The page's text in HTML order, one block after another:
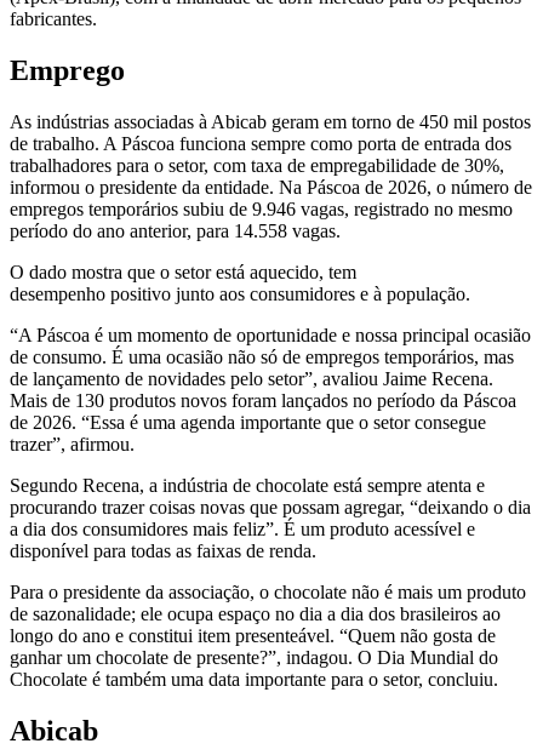
fabricantes.
Emprego
As indústrias associadas à Abicab geram em torno de 450 mil postos
de trabalho. A Páscoa funciona sempre como porta de entrada dos
trabalhadores para o setor, com taxa de empregabilidade de 30%,
informou o presidente da entidade. Na Páscoa de 2026, o número de
empregos temporários subiu de 9.946 vagas, registrado no mesmo
período do ano anterior, para 14.558 vagas.
O dado mostra que o setor está aquecido, tem
desempenho positivo junto aos consumidores e à população.
“A Páscoa é um momento de oportunidade e nossa principal ocasião
de consumo. É uma ocasião não só de empregos temporários, mas
de lançamento de novidades pelo setor”, avaliou Jaime Recena.
Mais de 130 produtos novos foram lançados no período da Páscoa
de 2026. “Essa é uma agenda importante que o setor consegue
trazer”, afirmou.
Segundo Recena, a indústria de chocolate está sempre atenta e
procurando trazer coisas novas que possam agregar, “deixando o dia
a dia dos consumidores mais feliz”. É um produto acessível e
disponível para todas as faixas de renda.
Para o presidente da associação, o chocolate não é mais um produto
de sazonalidade; ele ocupa espaço no dia a dia dos brasileiros ao
longo do ano e constitui item presenteável. “Quem não gosta de
ganhar um chocolate de presente?”, indagou. O Dia Mundial do
Chocolate é também uma data importante para o setor, concluiu.
Abicab